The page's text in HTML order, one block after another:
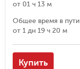
от 01 ч 13 м
Общее время в пути
от 1 дн 19 ч 20 м
Купить